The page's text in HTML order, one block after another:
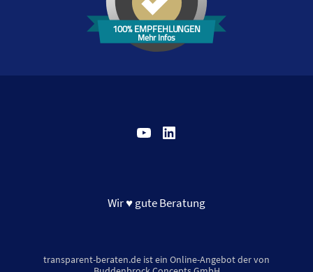
100% EMPFEHLUNGEN
Mehr Infos
YouTube LinkedIn
Wir ♥ gute Beratung
transparent-beraten.de ist ein Online-Angebot der von